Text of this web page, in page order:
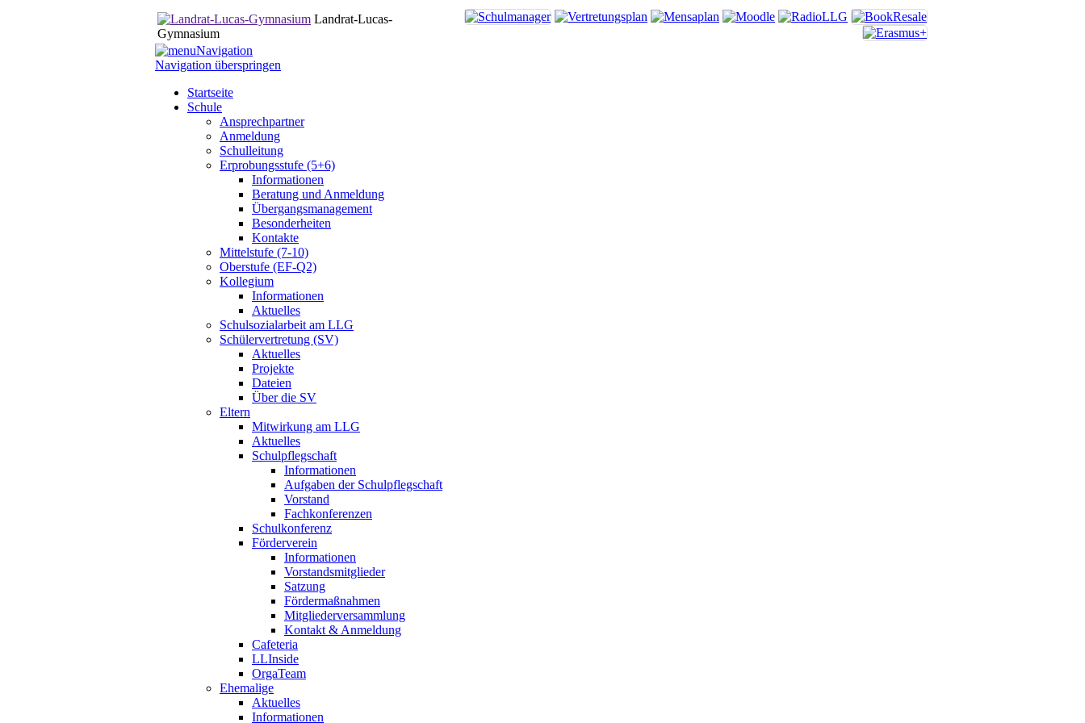
Landrat-Lucas-
Gymnasium
Navigation
Navigation überspringen
Startseite
Schule
Ansprechpartner
Anmeldung
Schulleitung
Erprobungsstufe (5+6)
Informationen
Beratung und Anmeldung
Übergangsmanagement
Besonderheiten
Kontakte
Mittelstufe (7-10)
Oberstufe (EF-Q2)
Kollegium
Informationen
Aktuelles
Schulsozialarbeit am LLG
Schülervertretung (SV)
Aktuelles
Projekte
Dateien
Über die SV
Eltern
Mitwirkung am LLG
Aktuelles
Schulpflegschaft
Informationen
Aufgaben der Schulpflegschaft
Vorstand
Fachkonferenzen
Schulkonferenz
Förderverein
Informationen
Vorstandsmitglieder
Satzung
Fördermaßnahmen
Mitgliederversammlung
Kontakt & Anmeldung
Cafeteria
LLInside
OrgaTeam
Ehemalige
Aktuelles
Informationen